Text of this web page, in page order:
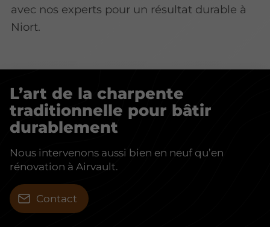
avec nos experts pour un résultat durable à
Niort.
L’art de la charpente
traditionnelle pour bâtir
durablement
Nous intervenons aussi bien en neuf qu’en
rénovation à Airvault.
Contact